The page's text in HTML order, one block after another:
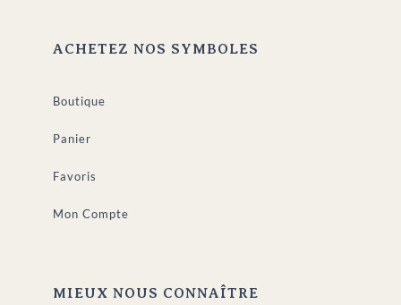
ACHETEZ NOS SYMBOLES
Boutique
Panier
Favoris
Mon Compte
MIEUX NOUS CONNAÎTRE